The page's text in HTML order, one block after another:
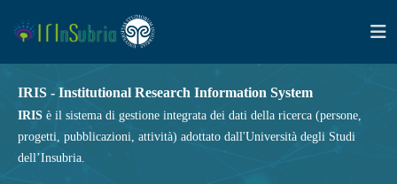
IRIS - Institutional Research Information System
IRIS è il sistema di gestione integrata dei dati della ricerca (persone,
progetti, pubblicazioni, attività) adottato dall'Università degli Studi
dell’Insubria.